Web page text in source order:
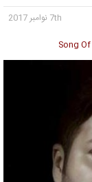
7th نوامبر 2017
Song Of